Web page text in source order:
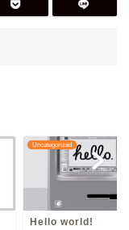
Uncategorized
Hello world!